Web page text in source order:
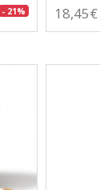
- 21% 18,45€